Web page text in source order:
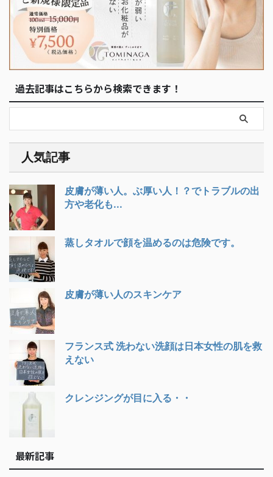
過去記事はこちらから検索できます！
人気記事
皮膚が薄い人。ぶ厚い人！？でトラブルの出
方や老化も...
蒸しタオルで顔を温めるのは危険です。
皮膚が薄い人のスキンケア
フランス式 洗わない洗顔は日本女性の肌を救
えない
クレンジングが目に入る・・
最新記事